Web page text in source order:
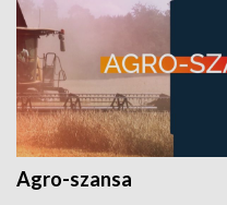
Agro-szansa